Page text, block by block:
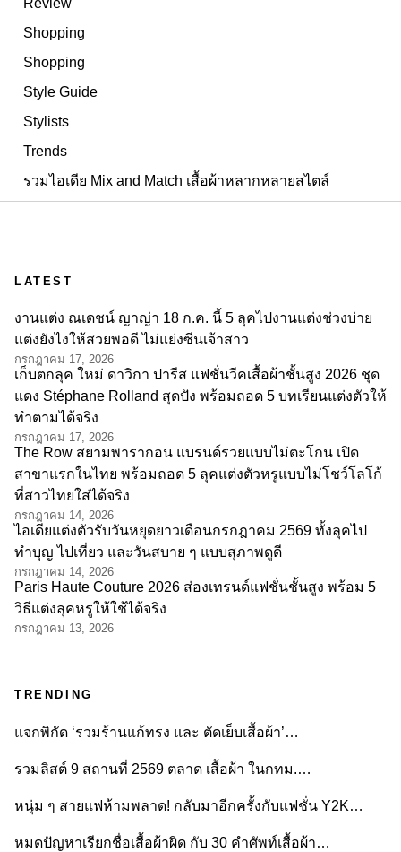
Review
Shopping
Shopping
Style Guide
Stylists
Trends
รวมไอเดีย Mix and Match เสื้อผ้าหลากหลายสไตล์
LATEST
งานแต่ง ณเดชน์ ญาญ่า 18 ก.ค. นี้ 5 ลุคไปงานแต่งช่วงบ่าย
แต่งยังไงให้สวยพอดี ไม่แย่งซีนเจ้าสาว
กรกฎาคม 17, 2026
เก็บตกลุค ใหม่ ดาวิกา ปารีส แฟชั่นวีคเสื้อผ้าชั้นสูง 2026 ชุด
แดง Stéphane Rolland สุดปัง พร้อมถอด 5 บทเรียนแต่งตัวให้
ทำตามได้จริง
กรกฎาคม 17, 2026
The Row สยามพารากอน แบรนด์รวยแบบไม่ตะโกน เปิด
สาขาแรกในไทย พร้อมถอด 5 ลุคแต่งตัวหรูแบบไม่โชว์โลโก้
ที่สาวไทยใส่ได้จริง
กรกฎาคม 14, 2026
ไอเดียแต่งตัวรับวันหยุดยาวเดือนกรกฎาคม 2569 ทั้งลุคไป
ทำบุญ ไปเที่ยว และวันสบาย ๆ แบบสุภาพดูดี
กรกฎาคม 14, 2026
Paris Haute Couture 2026 ส่องเทรนด์แฟชั่นชั้นสูง พร้อม 5
วิธีแต่งลุคหรูให้ใช้ได้จริง
กรกฎาคม 13, 2026
TRENDING
แจกพิกัด ‘รวมร้านแก้ทรง และ ตัดเย็บเสื้อผ้า’…
รวมลิสต์ 9 สถานที่ 2569 ตลาด เสื้อผ้า ในกทม.…
หนุ่ม ๆ สายแฟห้ามพลาด! กลับมาอีกครั้งกับแฟชั่น Y2K…
หมดปัญหาเรียกชื่อเสื้อผ้าผิด กับ 30 คำศัพท์เสื้อผ้า…